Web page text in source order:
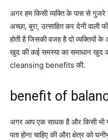
अगर हम किसी व्यक्ति के पास से
अच्छा, बुरा, उत्साहित कर देनी वाली
होती है जिसकी वजह है दो व्यक्तियों
खुद की कई समस्या का समाधान
cleansing benefits की.
benefit of
अगर आप एक साधक है और किसी भी
पता होना चाहिए की औरा क्षेत्र को